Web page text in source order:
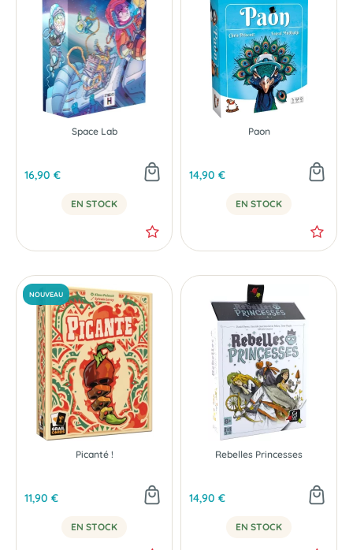
Space Lab
16,90 €
EN STOCK
Paon
14,90 €
EN STOCK
Picanté !
11,90 €
EN STOCK
Rebelles Princesses
14,90 €
EN STOCK